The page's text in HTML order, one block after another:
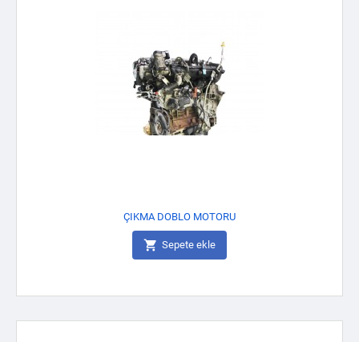
ÇIKMA DOBLO MOTORU
 Sepete ekle